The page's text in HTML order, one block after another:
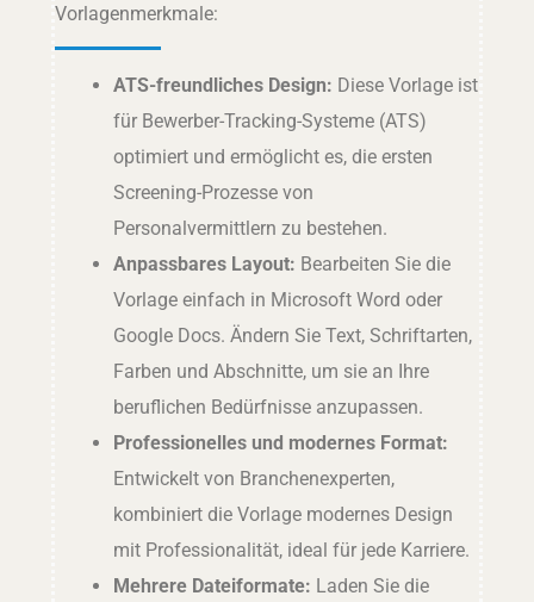
Vorlagenmerkmale:
ATS-freundliches Design: Diese Vorlage ist
für Bewerber-Tracking-Systeme (ATS)
optimiert und ermöglicht es, die ersten
Screening-Prozesse von
Personalvermittlern zu bestehen.
Anpassbares Layout: Bearbeiten Sie die
Vorlage einfach in Microsoft Word oder
Google Docs. Ändern Sie Text, Schriftarten,
Farben und Abschnitte, um sie an Ihre
beruflichen Bedürfnisse anzupassen.
Professionelles und modernes Format:
Entwickelt von Branchenexperten,
kombiniert die Vorlage modernes Design
mit Professionalität, ideal für jede Karriere.
Mehrere Dateiformate: Laden Sie die